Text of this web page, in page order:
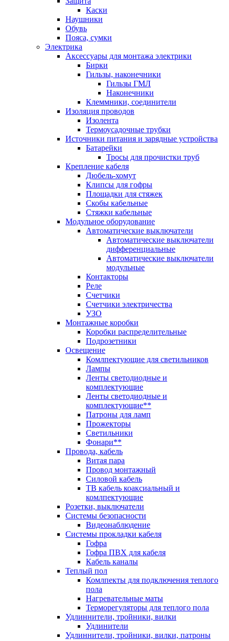
Каски
Наушники
Обувь
Пояса, сумки
Электрика
Аксессуары для монтажа электрики
Бирки
Гильзы, наконечники
Гильзы ГМЛ
Наконечники
Клеммники, соединители
Изоляция проводов
Изолента
Термоусадочные трубки
Источники питания и зарядные устройства
Батарейки
Тросы для прочистки труб
Крепление кабеля
Дюбель-хомут
Клипсы для гофры
Площадки для стяжек
Скобы кабельные
Стяжки кабельные
Модульное оборудование
Автоматические выключатели
Автоматические выключатели
дифференциальные
Автоматические выключатели
модульные
Контакторы
Реле
Счетчики
Счетчики электричества
УЗО
Монтажные коробки
Коробки распределительные
Подрозетники
Освещение
Комлпектующие для светильников
Лампы
Ленты светодиодные и
комплектующие
Ленты светодиодные и
комплектующие**
Патроны для ламп
Прожекторы
Светильники
Фонари**
Провода, кабель
Витая пара
Провод монтажный
Силовой кабель
ТВ кабель коаксиальный и
комлпектующие
Розетки, выключатели
Системы безопасности
Видеонаблюдение
Системы прокладки кабеля
Гофра
Гофра ПВХ для кабеля
Кабель каналы
Теплый пол
Комлпекты для подключения теплого
пола
Нагревательные маты
Терморегуляторы для теплого пола
Удлиннители, тройники, вилки
Удлинители
Удлиннители, тройники, вилки, патроны